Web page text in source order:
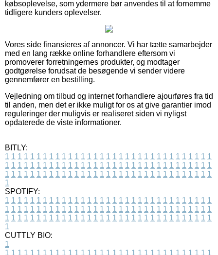
købsoplevelse, som ydermere bør anvendes til at fornemme
tidligere kunders oplevelser.
Vores side finansieres af annoncer. Vi har tætte samarbejder
med en lang række online forhandlere eftersom vi
promoverer forretningernes produkter, og modtager
godtgørelse forudsat de besøgende vi sender videre
gennemfører en bestilling.
Vejledning om tilbud og internet forhandlere ajourføres fra tid
til anden, men det er ikke muligt for os at give garantier imod
reguleringer der muligvis er realiseret siden vi nyligst
opdaterede de viste informationer.
BITLY:
1 1 1 1 1 1 1 1 1 1 1 1 1 1 1 1 1 1 1 1 1 1 1 1 1 1 1 1 1 1 1 1 1
1 1 1 1 1 1 1 1 1 1 1 1 1 1 1 1 1 1 1 1 1 1 1 1 1 1 1 1 1 1 1 1 1
1 1 1 1 1 1 1 1 1 1 1 1 1 1 1 1 1 1 1 1 1 1 1 1 1 1 1 1 1 1 1 1 1
1
SPOTIFY:
1 1 1 1 1 1 1 1 1 1 1 1 1 1 1 1 1 1 1 1 1 1 1 1 1 1 1 1 1 1 1 1 1
1 1 1 1 1 1 1 1 1 1 1 1 1 1 1 1 1 1 1 1 1 1 1 1 1 1 1 1 1 1 1 1 1
1 1 1 1 1 1 1 1 1 1 1 1 1 1 1 1 1 1 1 1 1 1 1 1 1 1 1 1 1 1 1 1 1
1
CUTTLY BIO:
1
1 1 1 1 1 1 1 1 1 1 1 1 1 1 1 1 1 1 1 1 1 1 1 1 1 1 1 1 1 1 1 1 1